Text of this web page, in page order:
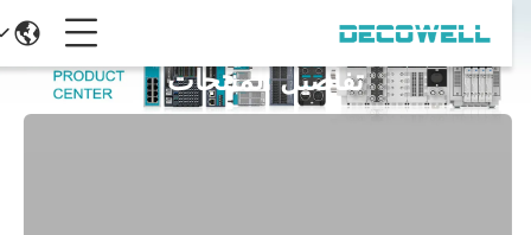
تفاصيل المنتجات